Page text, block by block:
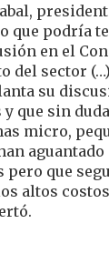
que podría
en el
del sector
su
que sin
micro,
pero que
altos